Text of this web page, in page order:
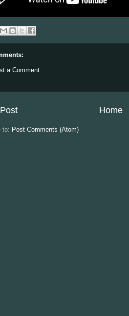
a Comment
Home
to: Post Comments (Atom)